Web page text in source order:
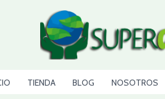
TIENDA BLOG NOSOTROS